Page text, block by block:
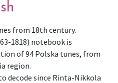
from 18th century.
1818) notebook is
of 94 Polska tunes, from
region.
decode since Rinta-Nikkola